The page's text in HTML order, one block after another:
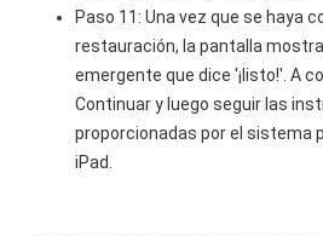
Paso 11: Una vez que se haya
restauración, la pantalla
emergente que dice '¡listo!'. A
Continuar y luego seguir las
proporcionadas por el sistema
iPad.